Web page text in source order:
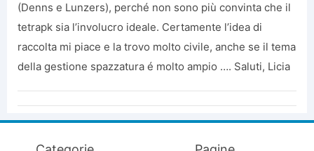
(Denns e Lunzers), perché non sono più convinta che il
tetrapk sia l’involucro ideale. Certamente l’idea di
raccolta mi piace e la trovo molto civile, anche se il tema
della gestione spazzatura é molto ampio …. Saluti, Licia